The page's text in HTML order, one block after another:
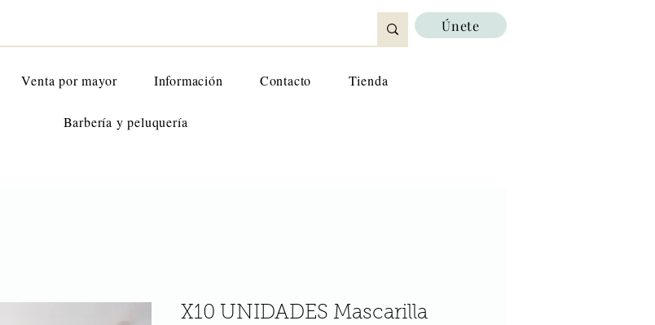
Únete
Venta por mayor Información Contacto Tienda
Barbería y peluquería
X10 UNIDADES Mascarilla